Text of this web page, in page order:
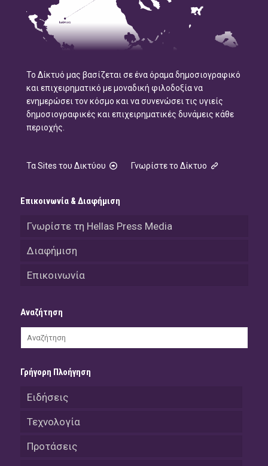
Το Δίκτυό μας βασίζεται σε ένα όραμα δημοσιογραφικό
και επιχειρηματικό με μοναδική φιλοδοξία να
ενημερώσει τον κόσμο και να συνενώσει τις υγιείς
δημοσιογραφικές και επιχειρηματικές δυνάμεις κάθε
περιοχής.
Τα Sites του Δικτύου Γνωρίστε το Δίκτυο
Επικοινωνία & Διαφήμιση
Γνωρίστε τη Hellas Press Media
Διαφήμιση
Επικοινωνία
Αναζήτηση
Γρήγορη Πλοήγηση
Ειδήσεις
Τεχνολογία
Προτάσεις